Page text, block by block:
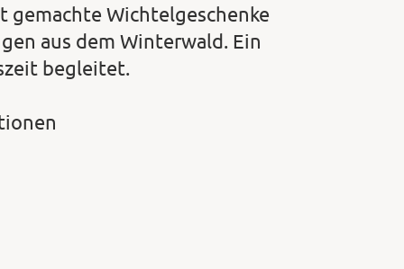
Wichtelgeschenke
aus dem Winterwald. Ein
begleitet.